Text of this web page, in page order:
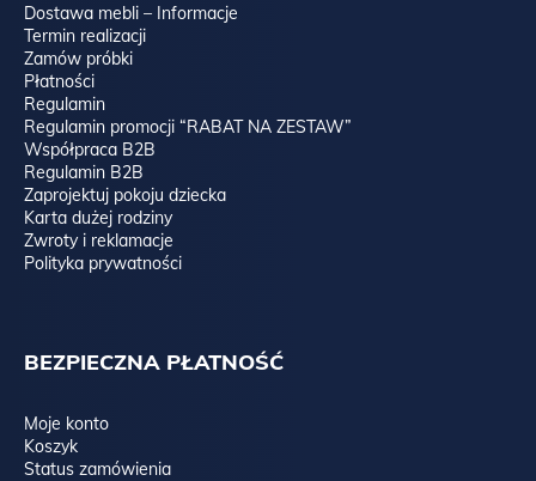
Spójrz na porównanie forniru dębowego z dwóch partii:
Dostawa mebli – Informacje
Termin realizacji
Zamów próbki
Płatności
Regulamin
Regulamin promocji “RABAT NA ZESTAW”
Współpraca B2B
Regulamin B2B
Zaprojektuj pokoju dziecka
Karta dużej rodziny
Zwroty i reklamacje
Polityka prywatności
BEZPIECZNA PŁATNOŚĆ
Moje konto
Koszyk
Status zamówienia